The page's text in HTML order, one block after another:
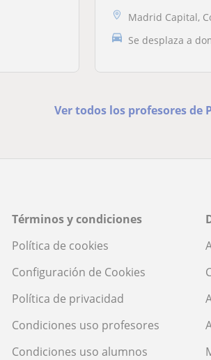
Madrid Capital, Coslada,
Se desplaza a
Ver todos los profesores de
Términos y condiciones
Política de cookies
Configuración de Cookies
Política de privacidad
Condiciones uso profesores
Condiciones uso alumnos